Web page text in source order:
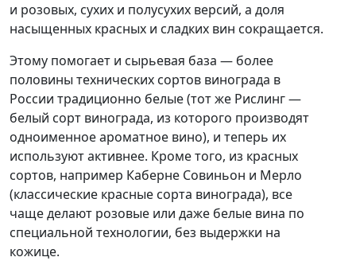
и розовых, сухих и полусухих версий, а доля
насыщенных красных и сладких вин сокращается.
Этому помогает и сырьевая база — более
половины технических сортов винограда в
России традиционно белые (тот же Рислинг —
белый сорт винограда, из которого производят
одноименное ароматное вино), и теперь их
используют активнее. Кроме того, из красных
сортов, например Каберне Совиньон и Мерло
(классические красные сорта винограда), все
чаще делают розовые или даже белые вина по
специальной технологии, без выдержки на
кожице.